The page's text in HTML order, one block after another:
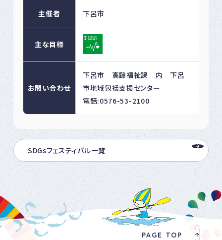
主催者 下呂市
主な目標
お問い合わせ
下呂市 高齢福祉課 内 下呂
市地域包括支援センター
電話:0576-53-2100
SDGsフェスティバル一覧
PAGE TOP